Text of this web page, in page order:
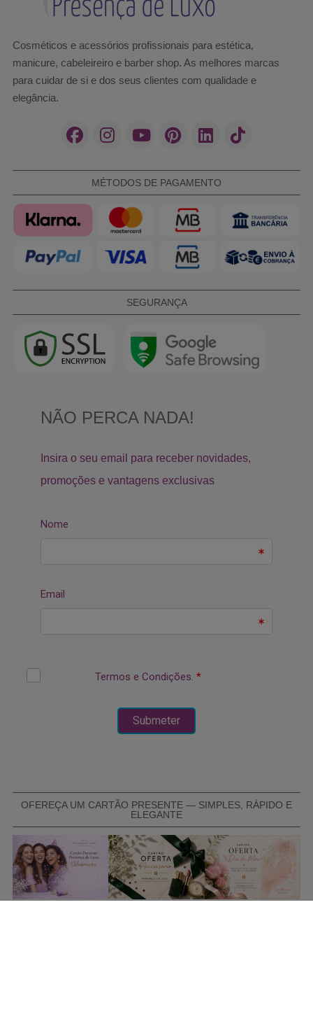
Cosméticos e acessórios profissionais para estética,
manicure, cabeleireiro e barber shop. As melhores marcas
para cuidar de si e dos seus clientes com qualidade e
elegância.
MÉTODOS DE PAGAMENTO
SEGURANÇA
OFEREÇA UM CARTÃO PRESENTE — SIMPLES, RÁPIDO E
ELEGANTE